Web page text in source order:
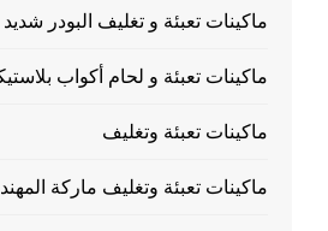
ماكينات تعبئة و تغليف البودر شديد
ماكينات تعبئة و لحام أكواب
ماكينات تعبئة وتغليف
ماكينات تعبئة وتغليف ماركة